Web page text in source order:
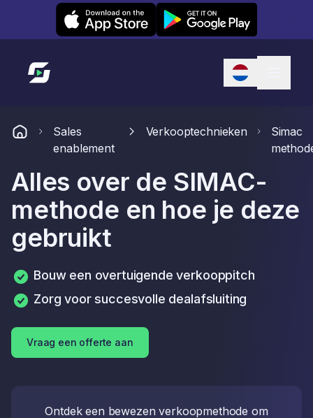
Leexi on iOS Leexi on Android
Link naar startpagina
Sales
enablement
Verkooptechnieken
Simac
Alles over de SIMAC-
methode en hoe je deze
gebruikt
Bouw een overtuigende verkooppitch
Zorg voor succesvolle dealafsluiting
Vraag een offerte aan
Ontdek een bewezen verkoopmethode om